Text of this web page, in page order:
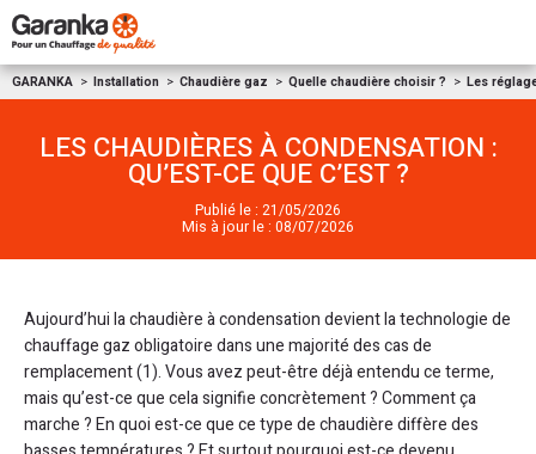
GARANKA Installation Chaudière gaz Quelle chaudière choisir ? Les
LES CHAUDIÈRES À CONDENSATION :
QU’EST-CE QUE C’EST ?
Publié le : 21/05/2026
Mis à jour le : 08/07/2026
Aujourd’hui la chaudière à condensation devient la technologie de
chauffage gaz obligatoire dans une majorité des cas de
remplacement (1). Vous avez peut-être déjà entendu ce terme,
mais qu’est-ce que cela signifie concrètement ? Comment ça
marche ? En quoi est-ce que ce type de chaudière diffère des